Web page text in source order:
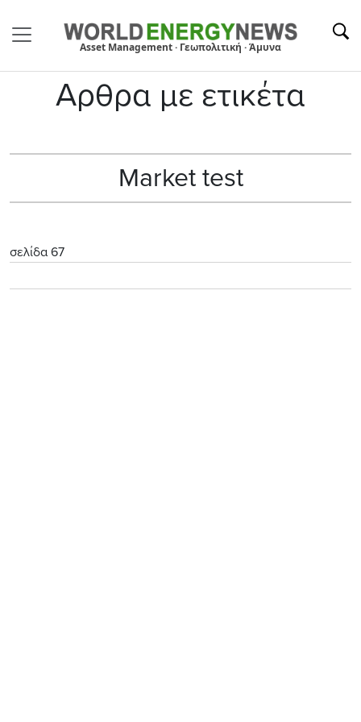
Asset Management · Γεωπολιτική · Άμυνα
Αρθρα με ετικέτα
Market test
σελίδα 67